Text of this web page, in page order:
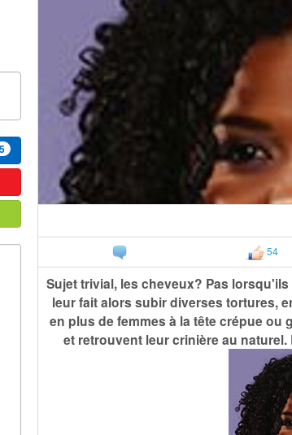
54
Sujet trivial, les cheveux? Pas
leur fait alors subir diverses tortures,
en plus de femmes à la tête crépue
et retrouvent leur crinière au